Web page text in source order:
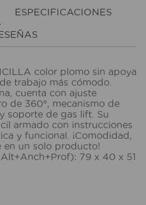
ESPECIFICACIONES
color plomo sin apoya
trabajo más cómodo.
cuenta con ajuste
de 360°, mecanismo de
soporte de gas lift. Su
armado con instrucciones
y funcional. ¡Comodidad,
en un solo producto!
79 x 40 x 51